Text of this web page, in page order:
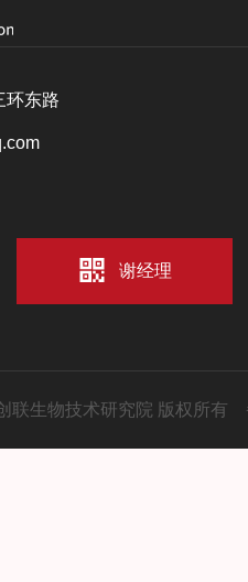
环东路
谢经理
联生物技术研究院 版权所有